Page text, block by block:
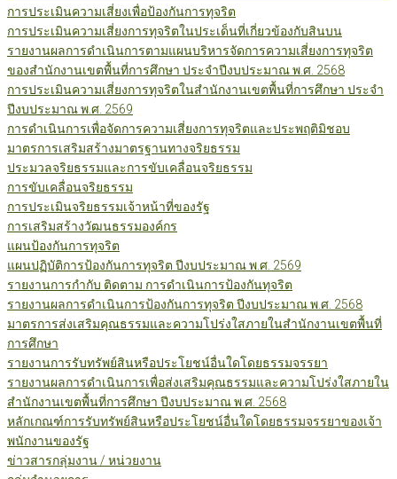
การประเมินความเสี่ยงเพื่อป้องกันการทุจริต
การประเมินความเสี่ยงการทุจริตในประเด็นที่เกี่ยวข้องกับสินบน
รายงานผลการดำเนินการตามแผนบริหารจัดการความเสี่ยงการทุจริต
ของสำนักงานเขตพื้นที่การศึกษา ประจำปีงบประมาณ พ.ศ. 2568
การประเมินความเสี่ยงการทุจริตในสำนักงานเขตพื้นที่การศึกษา ประจำ
ปีงบประมาณ พ.ศ. 2569
การดำเนินการเพื่อจัดการความเสี่ยงการทุจริตและประพฤติมิชอบ
มาตรการเสริมสร้างมาตรฐานทางจริยธรรม
ประมวลจริยธรรมและการขับเคลื่อนจริยธรรม
การขับเคลื่อนจริยธรรม
การประเมินจริยธรรมเจ้าหน้าที่ของรัฐ
การเสริมสร้างวัฒนธรรมองค์กร
แผนป้องกันการทุจริต
แผนปฏิบัติการป้องกันการทุจริต ปีงบประมาณ พ.ศ. 2569
รายงานการกำกับ ติดตาม การดำเนินการป้องกันทุจริต
รายงานผลการดำเนินการป้องกันการทุจริต ปีงบประมาณ พ.ศ. 2568
มาตรการส่งเสริมคุณธรรมและความโปร่งใสภายในสำนักงานเขตพื้นที่
การศึกษา
รายงานการรับทรัพย์สินหรือประโยชน์อื่นใดโดยธรรมจรรยา
รายงานผลการดำเนินการเพื่อส่งเสริมคุณธรรมและความโปร่งใสภายใน
สำนักงานเขตพื้นที่การศึกษา ปีงบประมาณ พ.ศ. 2568
หลักเกณฑ์การรับทรัพย์สินหรือประโยชน์อื่นใดโดยธรรมจรรยาของเจ้า
พนักงานของรัฐ
ข่าวสารกลุ่มงาน / หน่วยงาน